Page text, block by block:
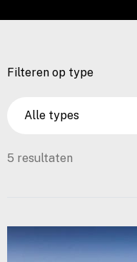
Filteren op type
5 resultaten